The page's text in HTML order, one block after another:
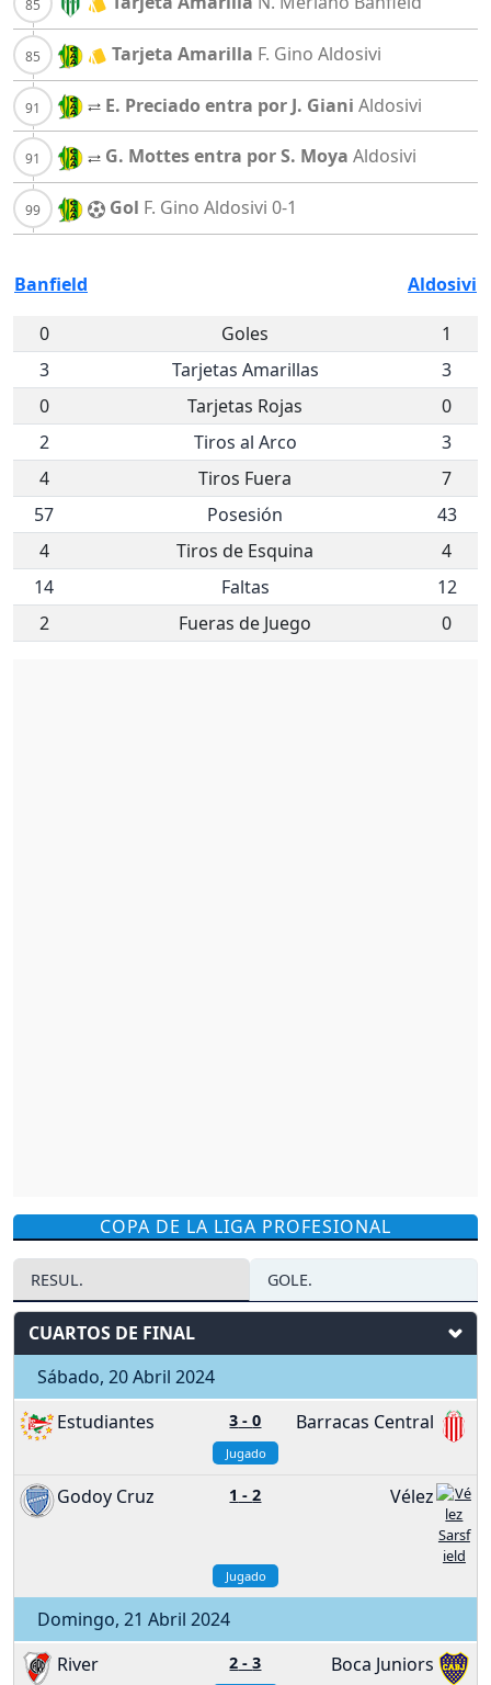
Tarjeta Amarilla F. Gino Aldosivi
E. Preciado entra por J. Giani Aldosivi
G. Mottes entra por S. Moya Aldosivi
Gol F. Gino Aldosivi 0-1
Banfield Aldosivi
0 Goles
1
3
Tarjetas Amarillas
3
0
Tarjetas Rojas
0
2
Tiros al Arco
3
4
Tiros Fuera
7
57
Posesión
43
4
Tiros de Esquina
4
14
Faltas
12
2
Fueras de Juego 0
COPA DE LA LIGA PROFESIONAL
RESUL. GOLE.
CUARTOS DE FINAL
Sábado, 20 Abril 2024
Estudiantes
3 -0 Barracas Central
Jugado
Godoy Cruz 1 -2 Vélez
Jugado
Domingo, 21 Abril 2024
River
2 -3 Boca Juniors